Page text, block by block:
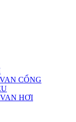
CỔNG
HƠI